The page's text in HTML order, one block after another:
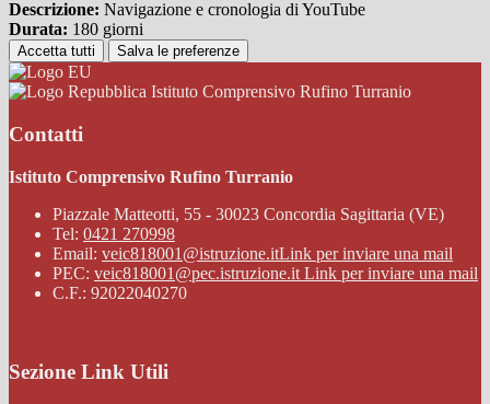
Descrizione: Navigazione e cronologia di YouTube
Durata: 180 giorni
Accetta tutti Salva le preferenze
Istituto Comprensivo Rufino Turranio
Contatti
Istituto Comprensivo Rufino Turranio
Piazzale Matteotti, 55 - 30023 Concordia Sagittaria (VE)
Tel: 0421 270998
Email: veic818001@istruzione.itLink per inviare una mail
PEC: veic818001@pec.istruzione.it Link per inviare una mail
C.F.: 92022040270
Sezione Link Utili